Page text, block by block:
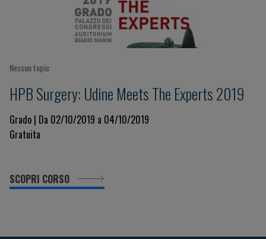
Nessun topic
HPB Surgery: Udine Meets The Experts 2019
Grado | Da 02/10/2019 a 04/10/2019
Gratuita
SCOPRI CORSO